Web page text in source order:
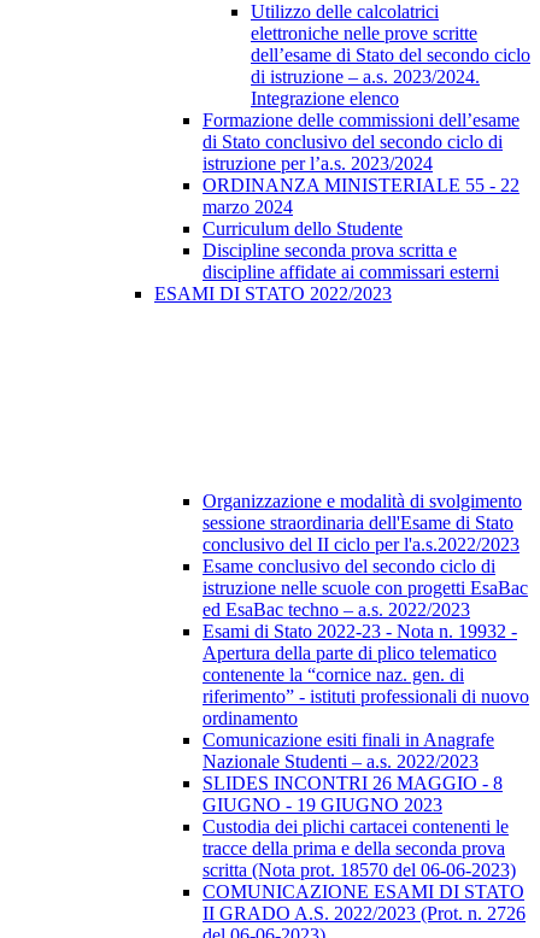
Utilizzo delle calcolatrici
elettroniche nelle prove scritte
dell’esame di Stato del secondo ciclo
di istruzione – a.s. 2023/2024.
Integrazione elenco
Formazione delle commissioni dell’esame
di Stato conclusivo del secondo ciclo di
istruzione per l’a.s. 2023/2024
ORDINANZA MINISTERIALE 55 - 22
marzo 2024
Curriculum dello Studente
Discipline seconda prova scritta e
discipline affidate ai commissari esterni
ESAMI DI STATO 2022/2023
Organizzazione e modalità di svolgimento
sessione straordinaria dell'Esame di Stato
conclusivo del II ciclo per l'a.s.2022/2023
Esame conclusivo del secondo ciclo di
istruzione nelle scuole con progetti EsaBac
ed EsaBac techno – a.s. 2022/2023
Esami di Stato 2022-23 - Nota n. 19932 -
Apertura della parte di plico telematico
contenente la “cornice naz. gen. di
riferimento” - istituti professionali di nuovo
ordinamento
Comunicazione esiti finali in Anagrafe
Nazionale Studenti – a.s. 2022/2023
SLIDES INCONTRI 26 MAGGIO - 8
GIUGNO - 19 GIUGNO 2023
Custodia dei plichi cartacei contenenti le
tracce della prima e della seconda prova
scritta (Nota prot. 18570 del 06-06-2023)
COMUNICAZIONE ESAMI DI STATO
II GRADO A.S. 2022/2023 (Prot. n. 2726